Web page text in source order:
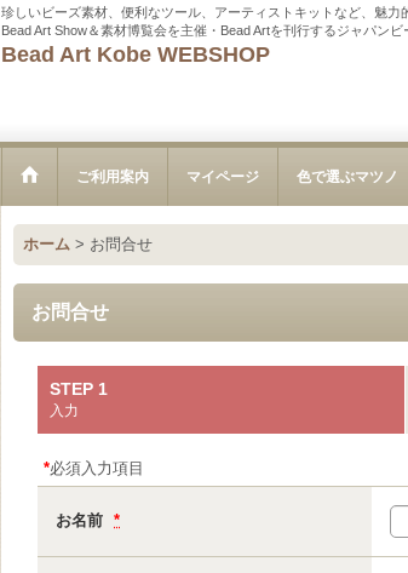
珍しいビーズ素材、便利なツール、アーティストキットなど、魅力
Bead Art Show＆素材博覧会を主催・Bead Artを刊行するジャパン
Bead Art Kobe WEBSHOP
ご利用案内 マイページ 色で選ぶマツノ
ホーム > お問合せ
お問合せ
STEP 1
入力
*必須入力項目
お名前 *